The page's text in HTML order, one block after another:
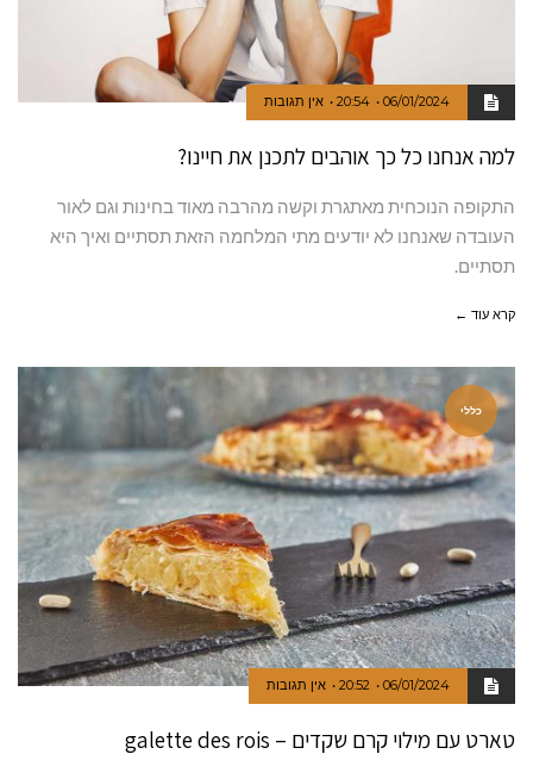
06/01/2024
20:54 אין תגובות
למה אנחנו כל כך אוהבים לתכנן את חיינו?
התקופה הנוכחית מאתגרת וקשה מהרבה מאוד בחינות וגם לאור
העובדה שאנחנו לא יודעים מתי המלחמה הזאת תסתיים ואיך היא
תסתיים.
קרא עוד ←
כללי
06/01/2024
20:52 אין תגובות
טארט עם מילוי קרם שקדים – galette des rois